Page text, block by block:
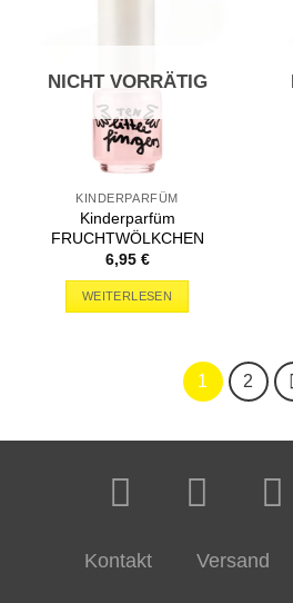
NICHT VORRÄTIG
KINDERPARFÜM
Kinderparfüm
FRUCHTWÖLKCHEN
6,95 €
WEITERLESEN
1 2
Kontakt Versand